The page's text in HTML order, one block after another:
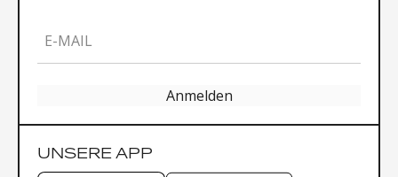
E-MAIL
Anmelden
UNSERE APP